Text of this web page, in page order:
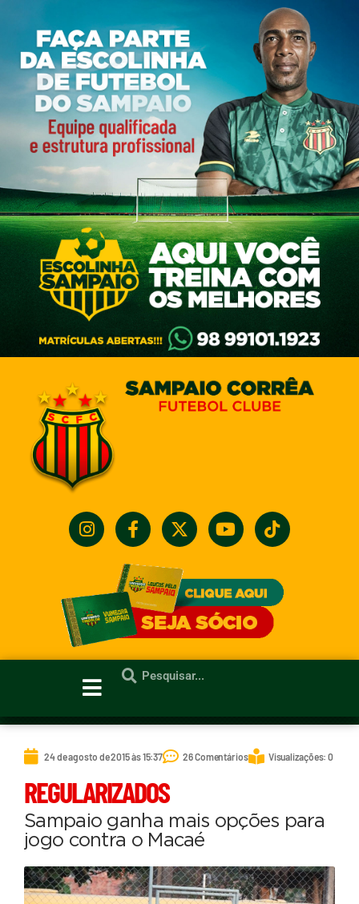
24 de agosto de 2015 às 15:37 26 Comentários Visualizações: 0
REGULARIZADOS
Sampaio ganha mais opções para
jogo contra o Macaé